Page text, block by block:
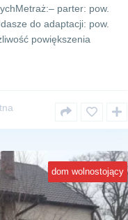
parter: pow.
do adaptacji: pow.
powiększenia
dom wolnostojący